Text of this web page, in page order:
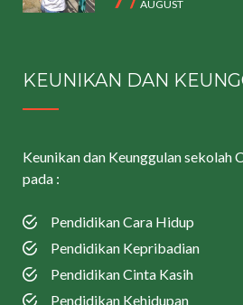
AUGUST
KEUNIKAN DAN
Keunikan dan Keunggulan sekolah
pada :
Pendidikan Cara Hidup
Pendidikan Kepribadian
Pendidikan Cinta Kasih
Pendidikan Kehidupan